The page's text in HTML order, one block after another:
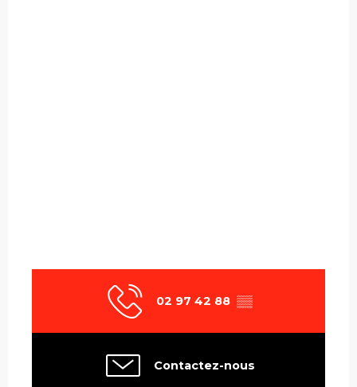
02 97 42 88 ▒▒
Contactez-nous